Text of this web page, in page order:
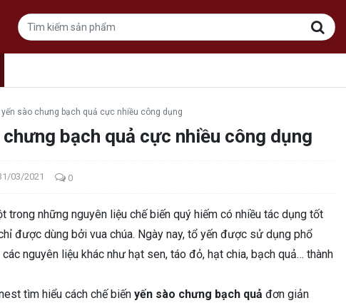
yến sào chưng bạch quả cực nhiều công dụng
bạch quả cực nhiều công dụng
03/2021 0
trong những nguyên liệu chế biến quý hiếm có nhiều tác dụng tốt
được dùng bởi vua chúa. Ngày nay, tổ yến được sử dụng phổ
nguyên liệu khác như hạt sen, táo đỏ, hạt chia, bạch quả… thành
tìm hiểu cách chế biến yến sào chưng bạch quả đơn giản